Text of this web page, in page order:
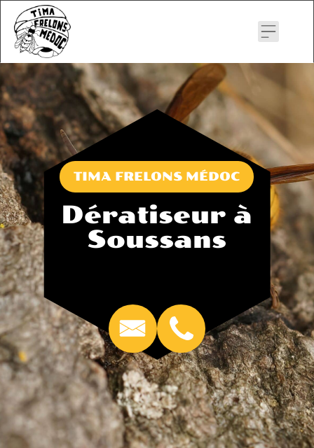
content
TIMA FRELONS MÉDOC
Dératiseur à
Soussans